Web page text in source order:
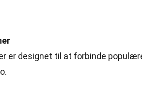
er designet til at forbinde